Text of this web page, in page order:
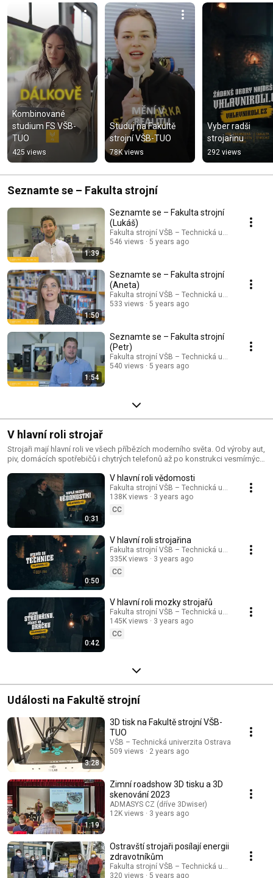
Kombinované
studium FS VŠB-
TUO
425 views
Studuj na Fakultě
strojní VŠB-TUO
78K views
Vyber radši
strojařinu
292 views
Seznamte se – Fakulta strojní
1:39
Seznamte se – Fakulta strojní
(Lukáš)
Fakulta strojní VŠB – Technická univerzita
546 views
5 years ago
1:50
Seznamte se – Fakulta strojní
(Aneta)
Fakulta strojní VŠB – Technická univerzita
533 views
5 years ago
1:54
Seznamte se – Fakulta strojní
(Petr)
Fakulta strojní VŠB – Technická univerzita
540 views
5 years ago
V hlavní roli strojař
Strojaři mají hlavní roli ve všech příbězích moderního světa. Od výroby aut,
piv, domácích spotřebičů i chytrých telefonů až po konstrukci vesmírných
tvého života najdeš na https://vhlavniroli.cz
0:31
V hlavní roli vědomosti
Fakulta strojní VŠB – Technická univerzita
138K views
3 years ago
CC
0:50
V hlavní roli strojařina
Fakulta strojní VŠB – Technická univerzita
335K views
3 years ago
CC
0:42
V hlavní roli mozky strojařů
Fakulta strojní VŠB – Technická univerzita
145K views
3 years ago
CC
Události na Fakultě strojní
3:28
3D tisk na Fakultě strojní VŠB-
TUO
VŠB – Technická univerzita Ostrava
509 views
2 years ago
1:19
Zimní roadshow 3D tisku a 3D
skenování 2023
ADMASYS CZ (dříve 3Dwiser)
12K views
3 years ago
Ostravští strojaři posílají energii
zdravotníkům
Fakulta strojní VŠB – Technická univerzita
320 views
5 years ago